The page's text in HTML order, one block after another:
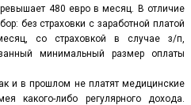
480 евро в месяц. В отличие
без страховки с заработной платой
со страховкой в случае з/п,
минимальный размер оплаты
и в прошлом не платят медицинские
какого-либо регулярного дохода.